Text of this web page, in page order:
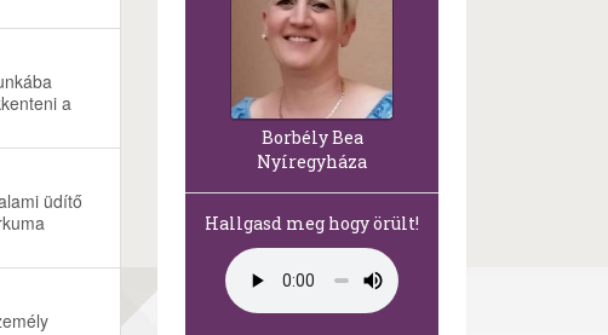
a
üdítő
Borbély Bea
Nyíregyháza
Hallgasd meg hogy örült!